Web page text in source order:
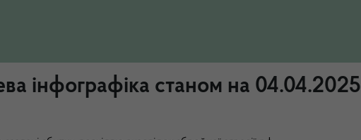
інфографіка станом на 04.04.2025